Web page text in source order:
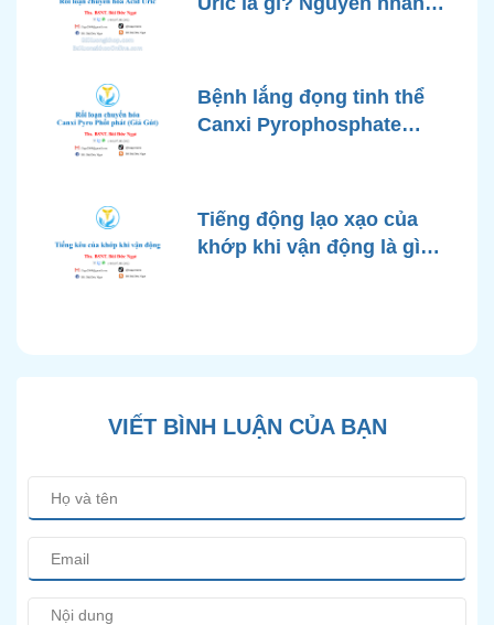
Bệnh lắng đọng tinh thể
Canxi Pyrophosphate
Tiếng động lạo xạo của
khớp khi vận động là gì?
VIẾT BÌNH LUẬN CỦA BẠN